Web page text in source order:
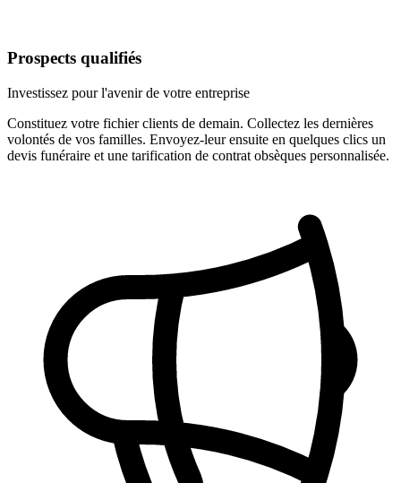
Prospects qualifiés
Investissez pour l'avenir de votre entreprise
Constituez votre fichier clients de demain. Collectez les dernières
volontés de vos familles. Envoyez-leur ensuite en quelques clics un
devis funéraire et une tarification de contrat obsèques personnalisée.